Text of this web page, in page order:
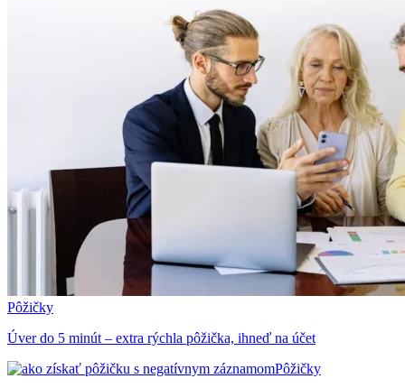
Pôžičky
Úver do 5 minút – extra rýchla pôžička, ihneď na účet
Pôžičky